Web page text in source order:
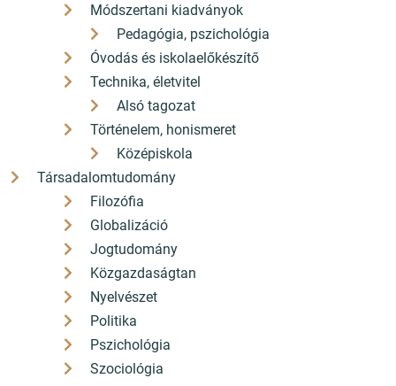
Módszertani kiadványok
Pedagógia, pszichológia
Óvodás és iskolaelőkészítő
Technika, életvitel
Alsó tagozat
Történelem, honismeret
Középiskola
Társadalomtudomány
Filozófia
Globalizáció
Jogtudomány
Közgazdaságtan
Nyelvészet
Politika
Pszichológia
Szociológia